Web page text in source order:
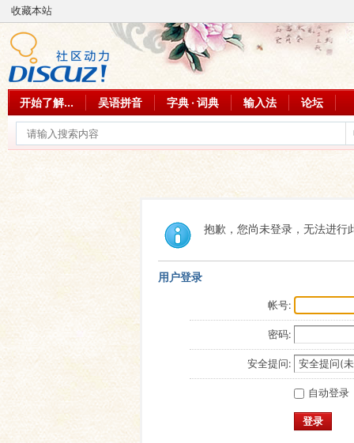
收藏本站
开始了解... 吴语拼音 字典 · 词典 输入法 论坛
抱歉，您尚未登录，无法进行
用户登录
帐号:
密码:
安全提问:
自动登录
登录